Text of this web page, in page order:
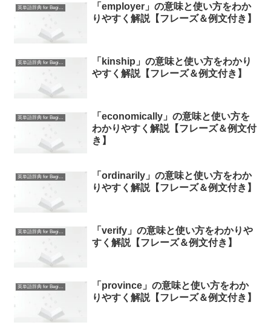
英単語辞典 for Beginners
「employer」の意味と使い方をわか
りやすく解説【フレーズ＆例文付き】
英単語辞典 for Beginners
「kinship」の意味と使い方をわかり
やすく解説【フレーズ＆例文付き】
英単語辞典 for Beginners
「economically」の意味と使い方を
わかりやすく解説【フレーズ＆例文付
き】
英単語辞典 for Beginners
「ordinarily」の意味と使い方をわか
りやすく解説【フレーズ＆例文付き】
英単語辞典 for Beginners
「verify」の意味と使い方をわかりや
すく解説【フレーズ＆例文付き】
英単語辞典 for Beginners
「province」の意味と使い方をわか
りやすく解説【フレーズ＆例文付き】